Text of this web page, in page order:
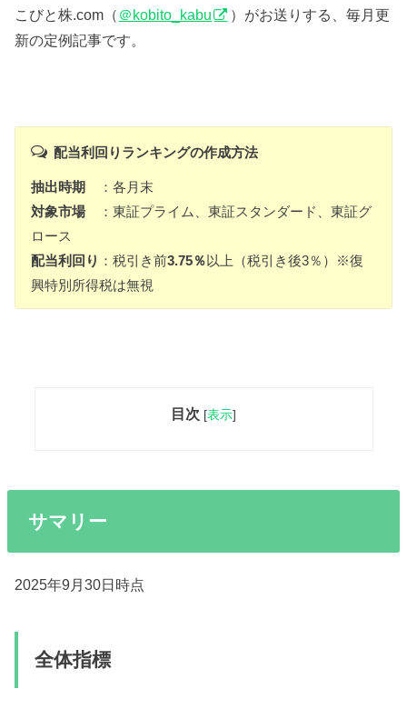
こびと株.com（ ＠kobito_kabu
）がお送りする、毎月更
新の定例記事です。
配当利回りランキングの作成方法
抽出時期
：各月末
対象市場
：東証プライム、東証スタンダード、東証グ
ロース
配当利回り ：税引き前3.75％以上（税引き後3％）※復
興特別所得税は無視
目次 [表示]
サマリー
2025年9月30日時点
全体指標